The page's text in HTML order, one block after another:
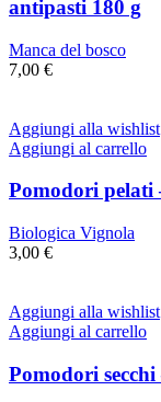
antipasti 180 g
Manca del bosco
7,00 €
Aggiungi alla wishlist
Aggiungi al carrello
Pomodori pelati
Biologica Vignola
3,00 €
Aggiungi alla wishlist
Aggiungi al carrello
Pomodori